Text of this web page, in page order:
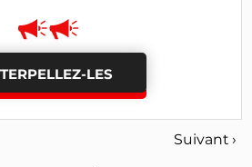
LES
Suivant ›